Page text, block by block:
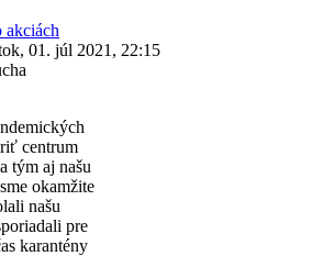
akciách
01. júl 2021, 22:15
centrum
tým aj našu
okamžite
našu
pre
karantény